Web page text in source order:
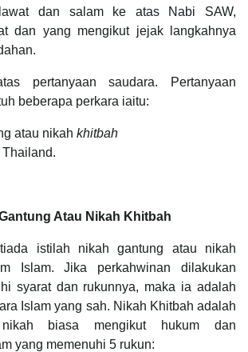
dan salam ke atas Nabi SAW,
dan yang mengikut jejak langkahnya
pertanyaan saudara. Pertanyaan
beberapa perkara iaitu:
atau nikah khitbah
Atau Nikah Khitbah
tiada istilah nikah gantung atau nikah
Islam. Jika perkahwinan dilakukan
syarat dan rukunnya, maka ia adalah
Islam yang sah. Nikah Khitbah adalah
biasa mengikut hukum dan
yang memenuhi 5 rukun: